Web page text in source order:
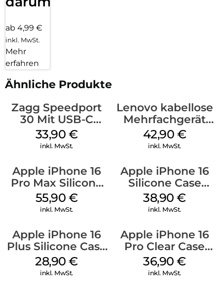
ab 4,99 €
inkl. MwSt.
Mehr
erfahren
Ähnliche Produkte
Zagg Speedport
30 Mit USB-C
Kabel Weiß
33,90 €
inkl. MwSt.
Lenovo kabellose
Mehrfachgerät
Luna Grey
42,90 €
inkl. MwSt.
Apple iPhone 16
Pro Max Silicone
Case MagSafe
Stone Gray
55,90 €
inkl. MwSt.
Apple iPhone 16
Silicone Case
MagSafe
Ultramarine
38,90€
inkl. MwSt.
Apple iPhone 16
Plus Silicone Case
MagSafe Black
28,90€
inkl. MwSt.
Apple iPhone 16
Pro Clear Case
MagSafe
Transparent
36,90€
inkl. MwSt.